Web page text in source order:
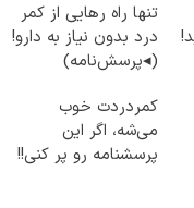
تنها راه رهایی از کمر
درد بدون نیاز به دارو!
(◂پرسش‌نامه)
کمردردت خوب
می‌شه، اگر این
پرسشنامه رو پر کنی!!